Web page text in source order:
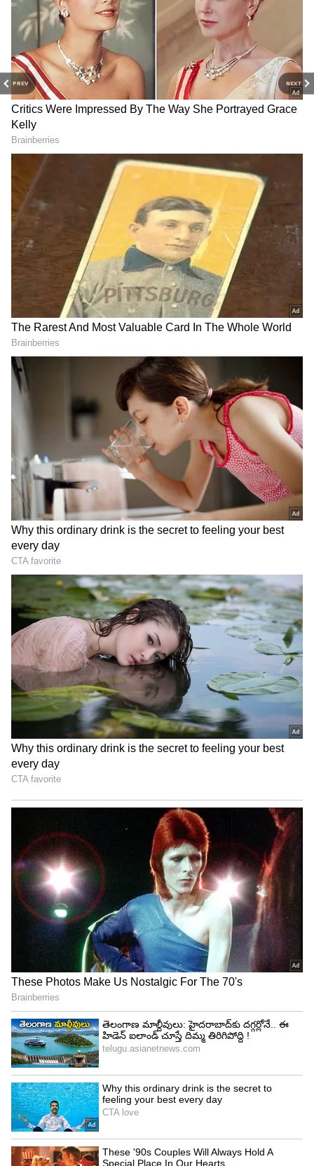
PREV NEXT
తెలంగాణ మాల్దీవులు:
హైదరాబాద్‌కు దగ్గర్లోనే.. ఈ హిడెన్
ఐలాండ్ చూస్తే దిమ్మ తిరిగిపోద్ది !
అల్పపీడనం.. ఈ జిల్లాలకు భారీ
వర్షాల అలర్ట్
Telangana: ఒక‌టి కాదు, రెండు
కాదు.. ఆగ‌స్టు 15న ఏకంగా 3
శుభ‌వార్త‌లు. కొత్త పెన్ష‌న్ల‌తో పాటు
Tomato Price : టమాటా
ధరలు ఢమాల్.. హైదరాబాద్ లో
కిలో ధర ఎంతో తెలుసా?
LATEST VIDEOS
చీరను నేసిన సీఎం చంద్రబాబు | CM
Chandrababu Chirala tour | Asianet
బంగాళాఖాతంలో అల్పపీడనం...ఇక ఏపీలో
దంచుడే | Asianet News Telugu